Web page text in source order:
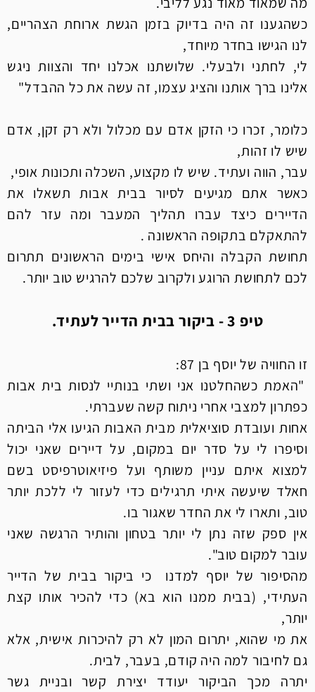
כשהגענו זה היה בדיוק בזמן הגשת ארוחת הצהריים,
לנו הגישו בחדר מיוחד,
לי, לחתני ולבעלי. שלושתנו אכלנו יחד והצוות ניגש
אלינו ברך אותנו והציג עצמו, זה עשה את כל ההבדל"
כלומר, זכרו כי הזקן אדם עם מכלול ולא רק זקן, אדם
שיש לו זהות,
עבר, הווה ועתיד. שיש לו מקצוע, השכלה ותכונות אופי,
כאשר אתם מגיעים לסיור בבית אבות תשאלו את
הדיירים כיצד עברו תהליך המעבר ומה עזר להם
להתאקלם בתקופה הראשונה .
תחושת הקבלה והיחס אישי בימים הראשונים תתרום
לכם לתחושת הרוגע ולקרוב שלכם להרגיש טוב יותר.
טיפ 3 - ביקור בבית הדייר לעתיד.
זו החוויה של יוסף בן 87:
"האמת כשהחלטנו אני ושתי בנותיי לנסות בית אבות
כפתרון למצבי אחרי ניתוח קשה שעברתי.
אחות ועובדת סוציאלית מבית האבות הגיעו אלי הביתה
וסיפרו לי על סדר יום במקום, על דיירים שאני יכול
למצוא איתם עניין משותף ועל פיזיאוטרפיסט בשם
חאלד שיעשה איתי תרגילים כדי לעזור לי ללכת יותר
טוב, ותארו לי את החדר שאגור בו.
אין ספק שזה נתן לי יותר בטחון והותיר הרגשה שאני
עובר למקום טוב".
מהסיפור של יוסף למדנו כי ביקור בבית של הדייר
העתידי, (בבית ממנו הוא בא) כדי להכיר אותו קצת
יותר,
את מי שהוא, יתרום המון לא רק להיכרות אישית, אלא
גם לחיבור למה היה קודם, בעבר, לבית.
יתרה מכך הביקור יעודד יצירת קשר ובניית גשר